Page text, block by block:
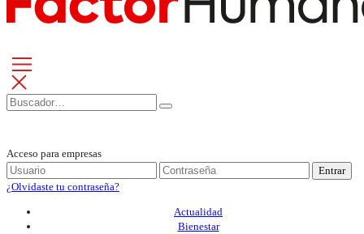
Acceso para empresas
Entrar
¿Olvidaste tu contraseña?
Actualidad
Bienestar